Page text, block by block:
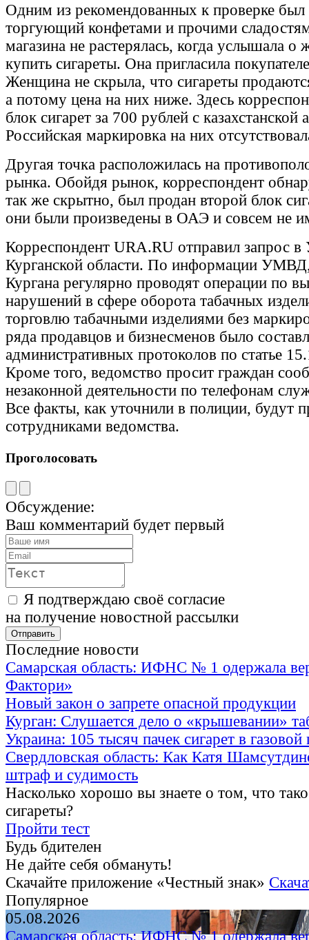
Одним из рекомендованных к проверке был
торгующий конфетами и прочими
магазина не растерялась, когда услышала о
купить сигареты. Она пригласила
Женщина не скрыла, что сигареты
а потому цена на них ниже. Здесь
блок сигарет за 700 рублей с
Российская маркировка на них
Другая точка расположилась на
рынка. Обойдя рынок, корреспондент
так же скрытно, был продан второй блок
они были произведены в ОАЭ и совсем не
Корреспондент URA.RU отправил запрос
Курганской области. По информации
Кургана регулярно проводят операции по
нарушений в сфере оборота табачных
торговлю табачными изделиями без
ряда продавцов и бизнесменов было
административных протоколов по статье
Кроме того, ведомство просит граждан
незаконной деятельности по телефонам
Все факты, как уточнили в полиции, будут
сотрудниками ведомства.
Проголосовать
Обсуждение:
Ваш комментарий будет первый
Я подтверждаю своё согласие
на получение новостной рассылки
Последние новости
Самарская область: ИФНС № 1 одержала
Фактори»
Новый закон о запрете опасной продукции
Курган: Слушается дело о «крышевании»
Украина: 105 тысяч пачек сигарет в газовой
Свердловская область: Как Катя
штраф и судимость
Насколько хорошо вы знаете о том, что
сигареты?
Пройти тест
Будь бдителен
Не дайте себя обмануть!
Скачайте приложение «Честный знак»
Популярное
05.08.2026
Самарская область: ИФНС № 1 одержала